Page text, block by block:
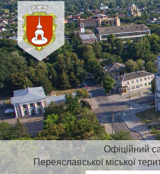
Офіційний
Переяславської міської